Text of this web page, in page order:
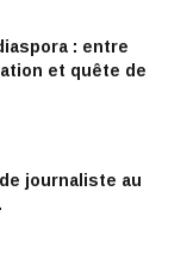
: entre
et quête de
journaliste au